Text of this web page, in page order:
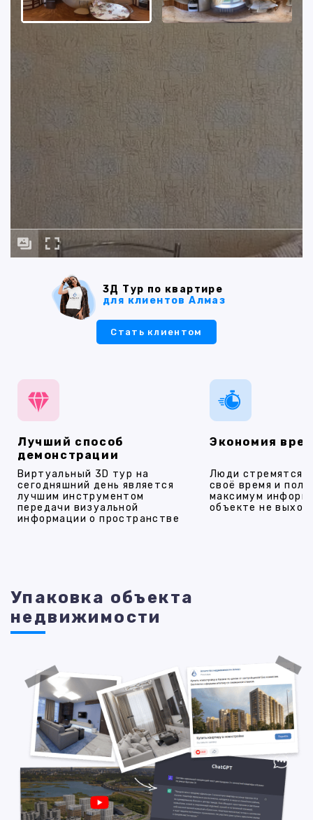
3Д Тур по квартире
для клиентов Алмаз
Стать клиентом
Лучший способ
демонстрации
Виртуальный 3D тур на
сегодняшний день является
лучшим инструментом
передачи визуальной
информации о пространстве
Экономия
Люди стремятся
своё время и
максимум
объекте не
Упаковка объекта
недвижимости